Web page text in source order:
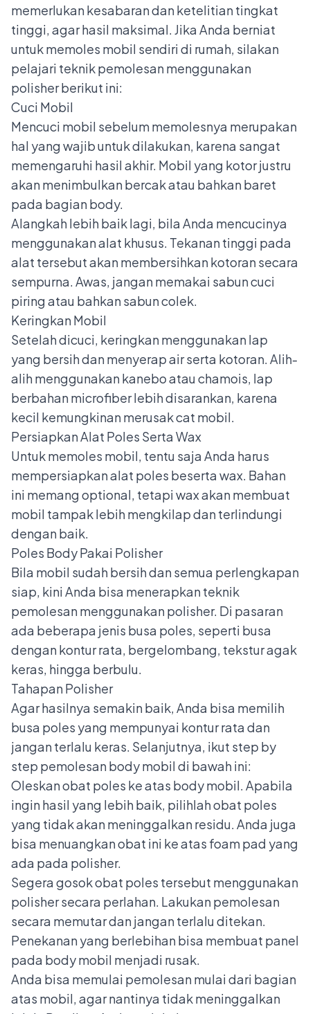
memerlukan kesabaran dan ketelitian tingkat
tinggi, agar hasil maksimal. Jika Anda berniat
untuk memoles mobil sendiri di rumah, silakan
pelajari teknik pemolesan menggunakan
polisher berikut ini:
Cuci Mobil
Mencuci mobil sebelum memolesnya merupakan
hal yang wajib untuk dilakukan, karena sangat
memengaruhi hasil akhir. Mobil yang kotor justru
akan menimbulkan bercak atau bahkan baret
pada bagian body.
Alangkah lebih baik lagi, bila Anda mencucinya
menggunakan alat khusus. Tekanan tinggi pada
alat tersebut akan membersihkan kotoran secara
sempurna. Awas, jangan memakai sabun cuci
piring atau bahkan sabun colek.
Keringkan Mobil
Setelah dicuci, keringkan menggunakan lap
yang bersih dan menyerap air serta kotoran. Alih-
alih menggunakan kanebo atau chamois, lap
berbahan microfiber lebih disarankan, karena
kecil kemungkinan merusak cat mobil.
Persiapkan Alat Poles Serta Wax
Untuk memoles mobil, tentu saja Anda harus
mempersiapkan alat poles beserta wax. Bahan
ini memang optional, tetapi wax akanmembuat
mobil tampak lebih mengkilapdan terlindungi
dengan baik.
Poles Body Pakai Polisher
Bila mobil sudah bersih dan semua perlengkapan
siap, kini Anda bisa menerapkan teknik
pemolesan menggunakan polisher. Di pasaran
ada beberapa jenis busa poles, seperti busa
dengan kontur rata, bergelombang, tekstur agak
keras, hingga berbulu.
Tahapan Polisher
Agar hasilnya semakin baik, Anda bisa memilih
busa poles yang mempunyai kontur rata dan
jangan terlalu keras. Selanjutnya, ikut step by
step pemolesan body mobil di bawah ini:
Oleskan obat poles ke atas body mobil. Apabila
ingin hasil yang lebih baik, pilihlah obat poles
yang tidak akan meninggalkan residu. Anda juga
bisa menuangkan obat ini ke atas foam pad yang
ada pada polisher.
Segera gosok obat poles tersebut menggunakan
polisher secara perlahan. Lakukan pemolesan
secara memutar dan jangan terlalu ditekan.
Penekanan yang berlebihan bisa membuat panel
pada body mobil menjadi rusak.
Anda bisa memulai pemolesan mulai dari bagian
atas mobil, agar nantinya tidak meninggalkan